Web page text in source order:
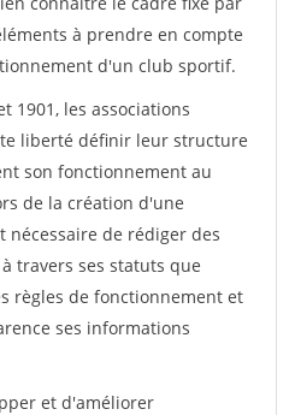
à prendre en compte
d'un club sportif.
1901, les associations
liberté définir leur structure
son fonctionnement au
de la création d'une
nécessaire de rédiger des
travers ses statuts que
règles de fonctionnement et
ses informations
et d'améliorer